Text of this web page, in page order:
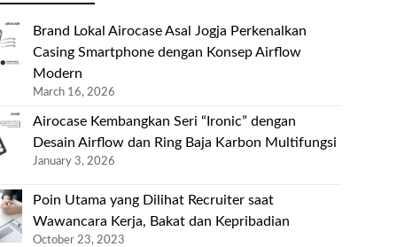
Brand Lokal Airocase Asal Jogja Perkenalkan
Casing Smartphone dengan Konsep Airflow
Modern
March 16, 2026
Airocase Kembangkan Seri “Ironic” dengan
Desain Airflow dan Ring Baja Karbon Multifungsi
January 3, 2026
Poin Utama yang Dilihat Recruiter saat
Wawancara Kerja, Bakat dan Kepribadian
October 23, 2023